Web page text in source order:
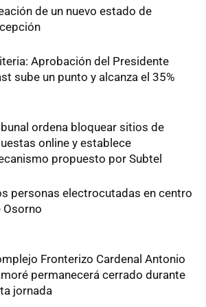
de un nuevo estado de
Aprobación del Presidente
sube un punto y alcanza el 35%
ordena bloquear sitios de
online y establece
propuesto por Subtel
personas electrocutadas en centro
Osorno
Fronterizo Cardenal Antonio
permanecerá cerrado durante
jornada